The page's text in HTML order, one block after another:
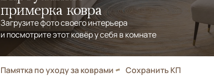
примерка ковра
Загрузите фото своего интерьера
и посмотрите этот ковёр у себя в комнате
Памятка по уходу за коврами Сохранить КП